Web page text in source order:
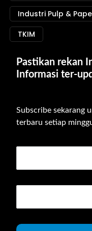
Industri Pulp &
TKIM
Pastikan rekan
Informasi ter-
Subscribe sekarang
terbaru setiap